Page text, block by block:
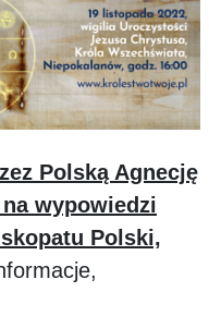
Polską Agnecję
wypowiedzi
Polski,